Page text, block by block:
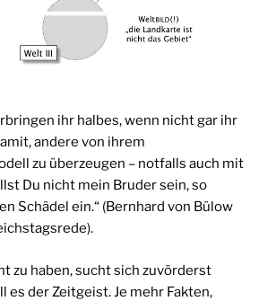
ihr halbes, wenn nicht gar ihr
andere von ihrem
zu überzeugen – notfalls auch mit
Du nicht mein Bruder sein, so
Schädel ein.“ (Bernhard von Bülow
zu haben, sucht sich zuvörderst
es der Zeitgeist. Je mehr Fakten,